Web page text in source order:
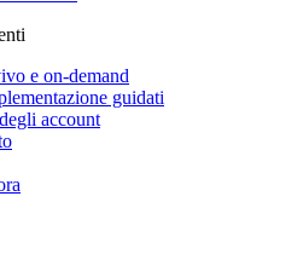
e on-demand
guidati
account